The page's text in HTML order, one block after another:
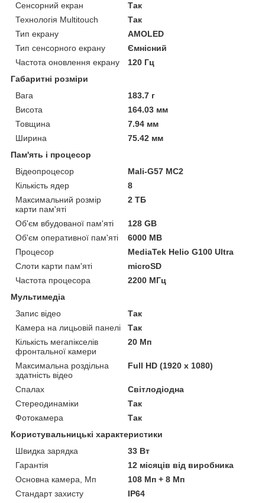
Сенсорний екран
Так
Технологія Multitouch
Так
Тип екрану
AMOLED
Тип сенсорного екрану
Ємнісний
Частота оновлення екрану
120 Гц
Габаритні розміри
Вага
183.7 г
Висота
164.03 мм
Товщина
7.94 мм
Ширина
75.42 мм
Пам'ять і процесор
Відеопроцесор
Mali-G57 MC2
Кількість ядер
8
Максимальний розмір
карти пам'яті
2 ТБ
Об'єм вбудованої пам'яті
128 GB
Об'єм оперативної пам'яті
6000 MB
Процесор
MediaTek Helio G100 Ultra
Слоти карти пам'яті
microSD
Частота процесора
2200 МГц
Мультимедіа
Запис відео
Так
Камера на лицьовій панелі
Так
Кількість мегапікселів
фронтальної камери
20 Мп
Максимальна роздільна
здатність відео
Full HD (1920 x 1080)
Спалах
Світлодіодна
Стереодинаміки
Так
Фотокамера
Так
Користувальницькі характеристики
Швидка зарядка
33 Вт
Гарантія
12 місяців від виробника
Основна камера, Мп
108 Мп + 8 Мп
Стандарт захисту
IP64